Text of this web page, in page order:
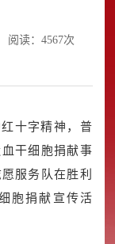
阅读：4567次
十字精神，普
干细胞捐献事
服务队在胜利
胞捐献宣传活